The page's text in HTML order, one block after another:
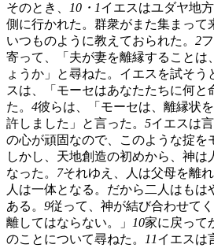
そのとき、 10・1イエスはユダヤ地
側に行かれた。群衆がまた集まって
いつものように教えておられた。 2
寄って、「夫が妻を離縁することは
ょうか」と尋ねた。イエスを試そう
スは、「モーセはあなたたちに何と
た。 4彼らは、「モーセは、離縁状
許しました」と言った。 5イエスは
の心が頑固なので、このような掟を
しかし、天地創造の初めから、神は
なった。 7それゆえ、人は父母を離
人は一体となる。だから二人はもは
ある。 9従って、神が結び合わせて
離してはならない。」 10家に戻って
のことについて尋ねた。 11イエスは